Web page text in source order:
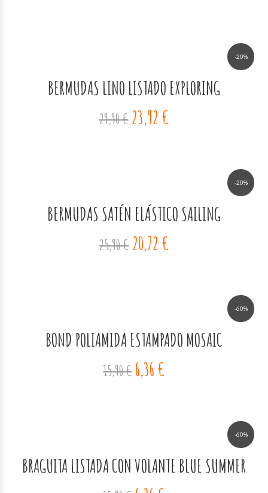
-20%
BERMUDAS LINO LISTADO EXPLORING
29,90 € 23,92 €
-20%
BERMUDAS SATÉN ELÁSTICO SAILING
25,90 € 20,72 €
-60%
BOND POLIAMIDA ESTAMPADO MOSAIC
15,90 € 6,36 €
-60%
BRAGUITA LISTADA CON VOLANTE BLUE SUMMER